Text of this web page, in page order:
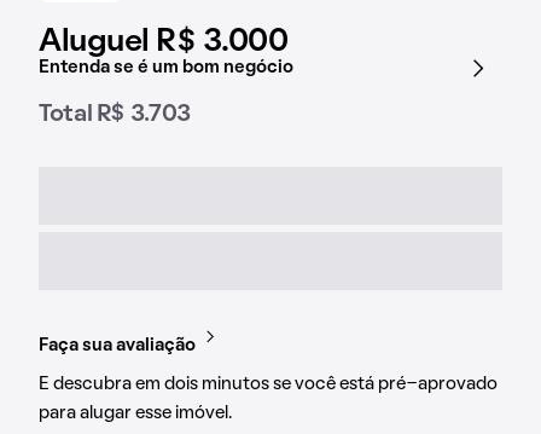
Aluguel R$ 3.000
Entenda se é um bom negócio
Total R$ 3.703
Faça sua avaliação
E descubra em dois minutos se você está pré-aprovado
para alugar esse imóvel.